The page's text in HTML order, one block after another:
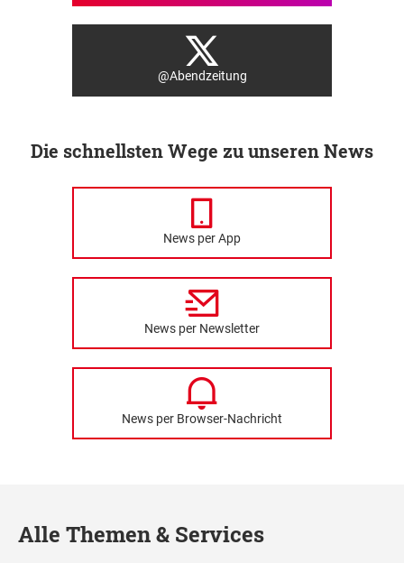
@Abendzeitung
Die schnellsten Wege zu unseren News
News per App
News per Newsletter
News per Browser-Nachricht
Alle Themen & Services